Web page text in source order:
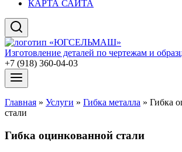
КАРТА САЙТА
Изготовление деталей по чертежам и
+7 (918) 360-04-03
Главная » Услуги » Гибка металла » Гибка
стали
Гибка оцинкованной стали